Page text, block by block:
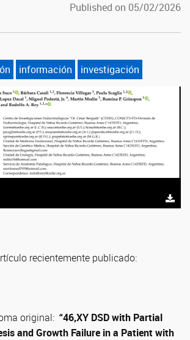
Published on 05/02/2026
información investigación
recientemente publicado:
original: “46,XY DSD with Partial
and Growth Failure in a Patient with